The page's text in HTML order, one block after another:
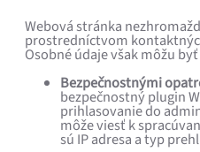
Webová stránka
prostredníctvom
Osobné údaje však môžu
Bezpečnostnými
bezpečnostný plugin
prihlasovanie do
môže viesť k
sú IP adresa a typ